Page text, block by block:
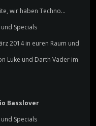
wir haben Techno…
Specials
2014 in euren Raum und
Luke und Darth Vader im
Basslover
Specials